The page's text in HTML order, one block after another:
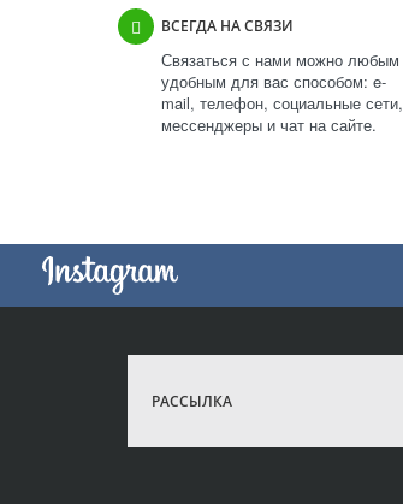
ВСЕГДА НА СВЯЗИ
Связаться с нами можно любым
удобным для вас способом: e-
mail, телефон, социальные сети,
мессенджеры и чат на сайте.
РАССЫЛКА